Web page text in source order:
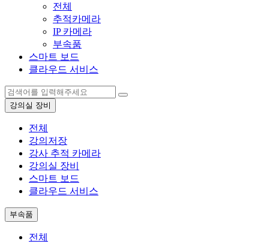
전체
추적카메라
IP 카메라
부속품
스마트 보드
클라우드 서비스
강의실 장비
전체
강의저장
강사 추적 카메라
강의실 장비
스마트 보드
클라우드 서비스
부속품
전체